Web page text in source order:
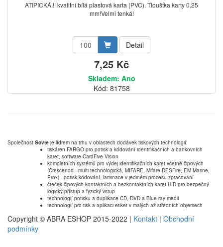
ATIPICKÁ !! kvalitní bílá plastová karta (PVC). Tloušťka karty 0,25
mm!Velmi tenká!
Detail
7,25 Kč
Skladem: Ano
Kód: 81758
Společnost Sovte je lídrem na trhu v oblastech dodávek tiskových technologií:
tiskáren FARGO pro potisk a kódování identifikačních a bankovních
karet, software CardFive Vision
kompletních systémů pro výdej identifikačních karet včetně čipových
(Crescendo –multi-technologická, MIFARE, Mifare-DESFire, EM Marine,
Prox) - potisk,kódování, laminace v jediném procesu zpracování
čteček čipových kontaktních a bezkontaktních karet HID pro bezpečný
logický přístup a fyzický vstup
technologií potisku a duplikace CD, DVD a Blue-ray medií
technologií pro tisk a aplikaci etiket v malých až středních objemech
Copyright © ABRA ESHOP 2015-2022 | Kontakt | Obchodní
podmínky